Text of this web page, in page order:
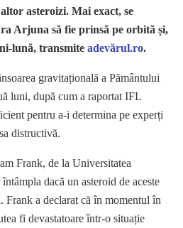
asteroizi. Mai exact, se
Arjuna să fie prinsă pe orbită și,
lună, transmite adevărul.ro.
gravitațională a Pământului
luni, după cum a raportat IFL
pentru a-i determina pe experți
distructivă.
Frank, de la Universitatea
dacă un asteroid de aceste
Frank a declarat că în momentul în
fi devastatoare într-o situație